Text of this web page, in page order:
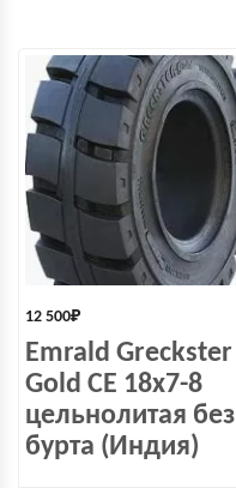
12 500₽
Emrald Greckster
Gold СЕ 18х7-8
цельнолитая без
бурта (Индия)